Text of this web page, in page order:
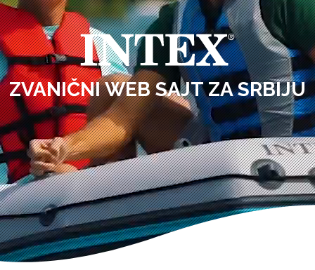
ZVANIČNI WEB SAJT ZA SRBIJU